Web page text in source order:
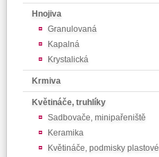
Hnojiva
Granulovaná
Kapalná
Krystalická
Krmiva
Květináče, truhlíky
Sadbovače, minipařeniště
Keramika
Květináče, podmisky plastové